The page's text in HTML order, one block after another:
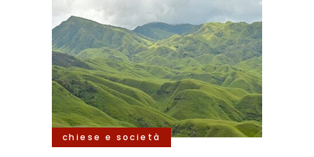
chiese e società